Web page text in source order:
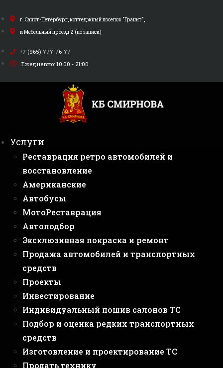
к
содержимому
г. Санкт-Петербург, коттеджный поселок "Гранит",
и Мебельный проезд 2 (по записи)
+7 (965) 777-76-77
Ежедневно: 10:00 - 21:00
Услуги
Реставрация ретро автомобилей и
восстановление
Американские
Автобусы
МотоРеставрация
Автоподбор
Эксклюзивная покраска и ремонт
Продажа автомобилей и транспортных
средств
Проекты
Инвестирование
Индивидуальный пошив салонов ТС
Подбор и оценка редких транспортных
средств
Изготовление и проектирование ТС
Продать технику